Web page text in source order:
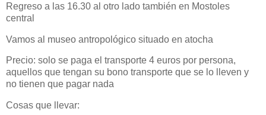
Regreso a las 16.30 al otro lado también en Mostoles
central
Vamos al museo antropológico situado en atocha
Precio: solo se paga el transporte 4 euros por persona,
aquellos que tengan su bono transporte que se lo lleven y
no tienen que pagar nada
Cosas que llevar: